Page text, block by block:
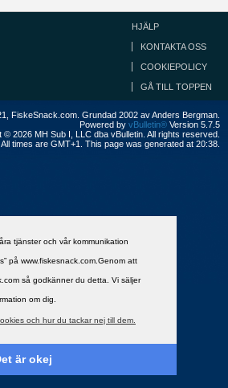
tjänster och vår kommunikation
på www.fiskesnack.com.Genom att
så godkänner du detta. Vi säljer
om dig.
och hur du tackar nej till dem.
är okej
HJÄLP
KONTAKTA OSS
COOKIEPOLICY
GÅ TILL TOPPEN
FiskeSnack.com. Grundad 2002 av Anders Bergman.
Powered by vBulletin® Version 5.7.5
© 2026 MH Sub I, LLC dba vBulletin. All rights reserved.
All times are GMT+1. This page was generated at 20:38.